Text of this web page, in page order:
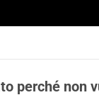
perché non